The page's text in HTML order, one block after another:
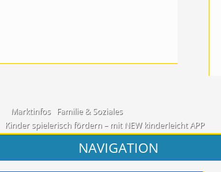
Marktinfos
Familie & Soziales
Kinder spielerisch fördern – mit NEW kinderleicht APP
NAVIGATION